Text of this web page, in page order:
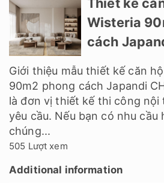
Wisteria
cách
Giới thiệu mẫu thiết kế căn
90m2 phong cách Japandi
là đơn vị thiết kế thi công
yêu cầu. Nếu bạn có nhu cầu
chúng...
505 Lượt xem
Additional information